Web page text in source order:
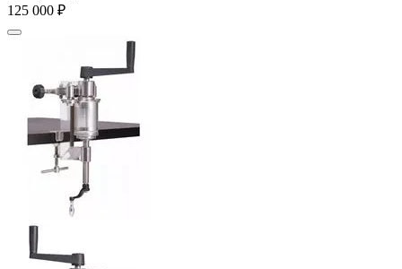
125 000 ₽